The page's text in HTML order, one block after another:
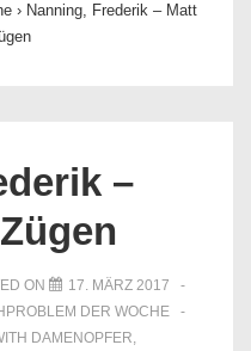
› Nanning, Frederik – Matt
–
ON
17. MÄRZ 2017
DER WOCHE
DAMENOPFER,